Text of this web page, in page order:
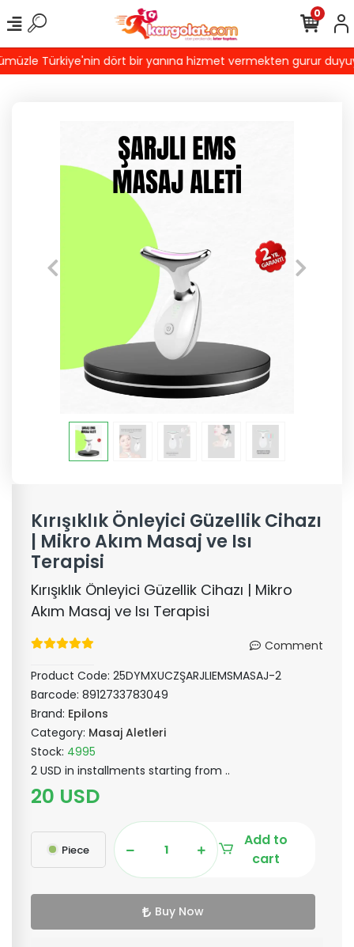
Türkiye'nin dört bir yanına hizmet vermekten gurur
0
Kırışıklık Önleyici Güzellik Cihazı
| Mikro Akım Masaj ve Isı
Terapisi
Kırışıklık Önleyici Güzellik Cihazı | Mikro
Akım Masaj ve Isı Terapisi
Comment
Product Code: 25DYMXUCZŞARJLIEMSMASAJ-2
Barcode: 8912733783049
Brand: Epilons
Category: Masaj Aletleri
Stock: 4995
2 USD in installments starting from ..
20 USD
Piece
Add to
cart
Buy Now